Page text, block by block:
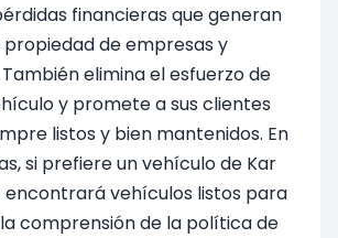
financieras que generan
propiedad de empresas y
elimina el esfuerzo de
y promete a sus clientes
listos y bien mantenidos. En
si prefiere un vehículo de Kar
encontrará vehículos listos para
comprensión de la política de